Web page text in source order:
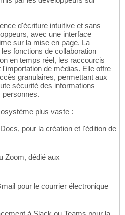
d'écriture intuitive et sans
avec une interface
sur la mise en page. La
fonctions de collaboration
en temps réel, les raccourcis
de médias. Elle offre
granulaires, permettant aux
sécurité des informations
plus vaste :
pour la création et l'édition de
Zoom, dédié aux
pour le courrier électronique